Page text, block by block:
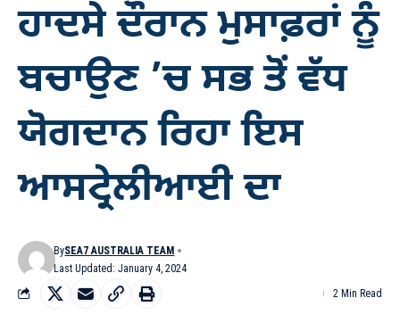
ਹਾਦਸੇ ਦੌਰਾਨ ਮੁਸਾਫ਼ਰਾਂ ਨੂੰ
ਬਚਾਉਣ ’ਚ ਸਭ ਤੋਂ ਵੱਧ
ਯੋਗਦਾਨ ਰਿਹਾ ਇਸ
ਆਸਟ੍ਰੇਲੀਆਈ ਦਾ
Last Updated: January 4, 2024
BySEA7 AUSTRALIA TEAM
2 Min Read